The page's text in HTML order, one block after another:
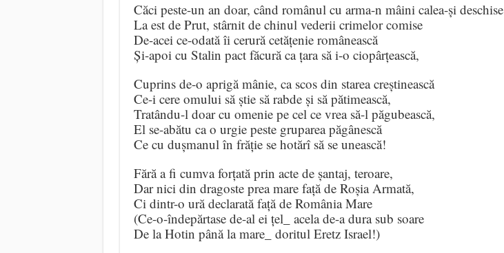
Căci peste-un an doar, când românul cu arma-n mâini calea-și deschise
La est de Prut, stârnit de chinul vederii crimelor comise
De-acei ce-odată îi cerură cetățenie românească
Și-apoi cu Stalin pact făcură ca țara să i-o ciopârțească,
Cuprins de-o aprigă mânie, ca scos din starea creștinească
Ce-i cere omului să știe să rabde și să pătimească,
Tratându-l doar cu omenie pe cel ce vrea să-l păgubească,
El se-abătu ca o urgie peste gruparea păgânescă
Ce cu dușmanul în frăție se hotărî să se unească!
Fără a fi cumva forțată prin acte de șantaj, teroare,
Dar nici din dragoste prea mare față de Roșia Armată,
Ci dintr-o ură declarată față de România Mare
(Ce-o-îndepărtase de-al ei țel_ acela de-a dura sub soare
De la Hotin până la mare_ doritul Eretz Israel!)